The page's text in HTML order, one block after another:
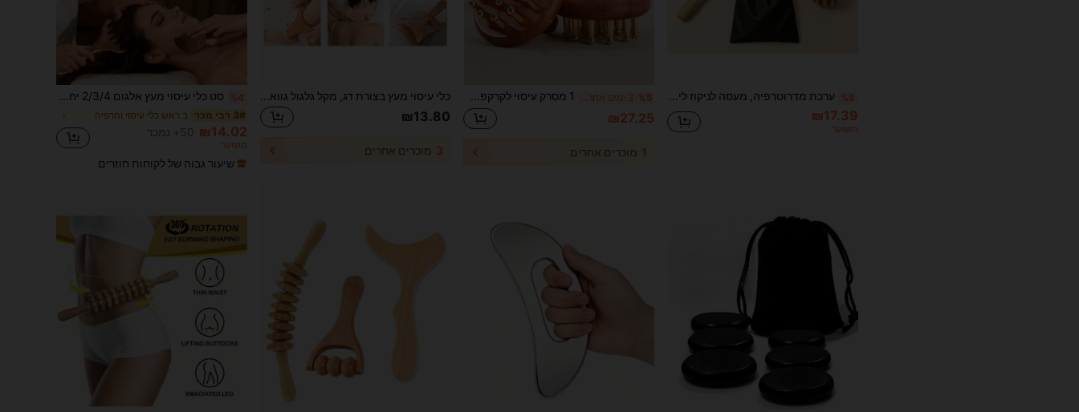
%5 ערכת מדרוטרפיה, מעסה לניקוז לימפטי מעץ, כלי עיצוב גוף אנטי-סליוליט לבטן, מותניים, ירכיים וישבן, כלי עיסוי לעיצוב גוף ביתי SPA להתאוששות כושר, מתנת בריאות לנשים
₪17.39
משוער
%5 1 מסרק עיסוי לקרקפת מעץ סנדל טבעי עם שיניים רחבות, בעל פונקציית עיסוי והרפיה, קומפקטי, נייד ועמיד, להקלה על עיסוי הראש ולהרפיה מרגיעה
₪27.25
1 מוכרים אחרים
כלי עיסוי מעץ בצורת דג, מקל גלגול גווא-שא. כלי עיסוי מעץ אשור לבן לרגל, רגליים, עיסוי גוף מלא, עיסוי ראש, עיסוי לימפטי. מתאים לבית, נסיעות, סלון עיסוי.
₪13.80
3 מוכרים אחרים
%4 סט כלי עיסוי מעץ אלגום 2/3/4 יחידות, כולל מגרד עיסוי פנים וראש, מקל עיסוי יופי לפנים, לוח עיסוי גוף להרפיית שרירים
3# רבי מכר ב רֹאשׁ כלי עיסוי והרפיה
₪14.02 50+ נמכר
משוער
שיעור גבוה של לקוחות חוזרים